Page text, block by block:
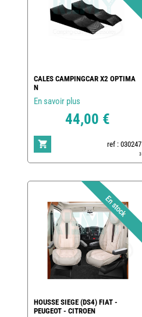
CALES CAMPINGCAR X2 OPTIMA
N
En savoir plus
44,00 €
ref : 030247
3
HOUSSE SIEGE (DS4) FIAT -
PEUGEOT - CITROEN